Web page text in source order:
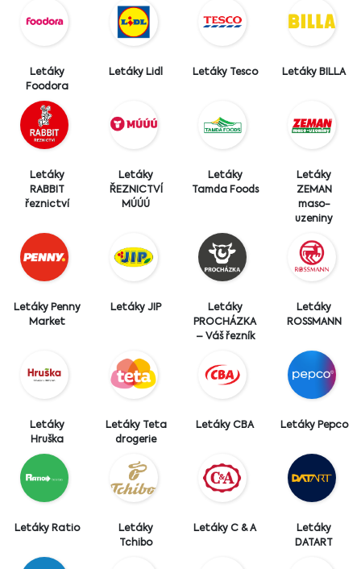
Letáky
Foodora
Letáky Lidl Letáky Tesco Letáky BILLA
Letáky
RABBIT
řeznictví
Letáky
ŘEZNICTVÍ
MÚÚÚ
Letáky
Tamda Foods
Letáky
ZEMAN
maso-
uzeniny
Letáky Penny
Market
Letáky JIP
Letáky
PROCHÁZKA
– Váš řezník
Letáky
ROSSMANN
Letáky
Hruška
Letáky Teta
drogerie
Letáky CBA Letáky Pepco
Letáky Ratio
Letáky
Tchibo
Letáky C & A
Letáky
DATART